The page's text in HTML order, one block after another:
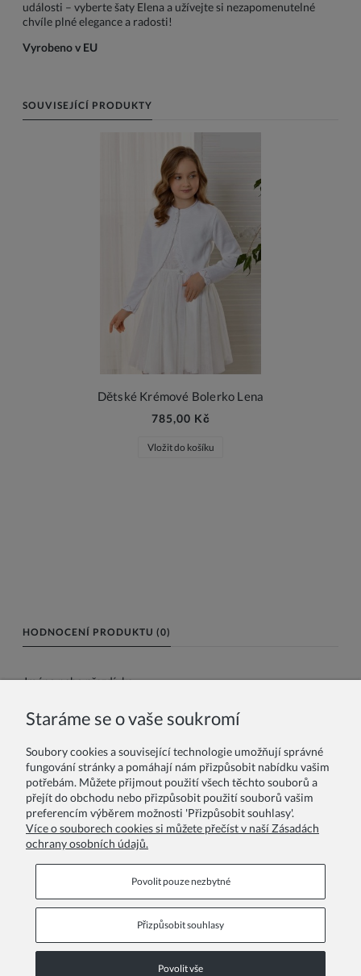
události – vyberte šaty Elena a užívejte si nezapomenutelné
chvíle plné elegance a radosti!
Vyrobeno v EU
SOUVISEJÍCÍ PRODUKTY
Dětské Krémové Bolerko Lena
785,00 Kč
Vložit do košíku
HODNOCENÍ PRODUKTU (0)
Jméno nebo přezdívka:
Staráme se o vaše soukromí
Soubory cookies a související technologie umožňují správné
fungování stránky a pomáhají nám přizpůsobit nabídku vašim
potřebám. Můžete přijmout použití všech těchto souborů a
přejít do obchodu nebo přizpůsobit použití souborů vašim
preferencím výběrem možnosti 'Přizpůsobit souhlasy'.
Více o souborech cookies si můžete přečíst v naší Zásadách
ochrany osobních údajů.
Povolit pouze nezbytné
Přizpůsobit souhlasy
Povolit vše